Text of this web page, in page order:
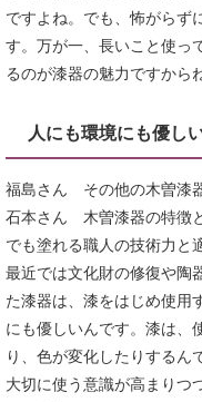
ですよね。でも、怖がらず
す。万が一、長いこと使っ
るのが漆器の魅力ですから
人にも環境にも優し
福島さん その他の木曽漆
石本さん 木曽漆器の特徴
でも塗れる職人の技術力と
最近では文化財の修復や陶
た漆器は、漆をはじめ使用
にも優しいんです。漆は、
り、色が変化したりするん
大切に使う意識が高まりつ